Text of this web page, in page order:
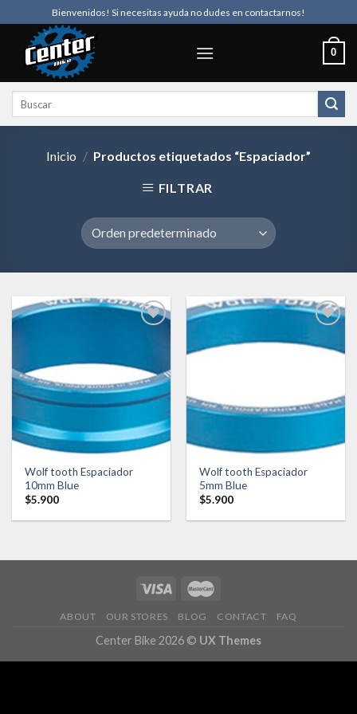
to
content
Bienvenidos! Si necesitas ayuda no dudes en contactarnos!
0
Inicio / Productos etiquetados “Espaciador”
FILTRAR
Añadir
a la
lista de
deseos
Wolf tooth Espaciador
10mm Blue
$5.900
deseos
Wolf tooth Espaciador
5mm Blue
$5.900
ABOUT OUR STORES BLOG CONTACT FAQ
Center Bike 2026 © UX Themes